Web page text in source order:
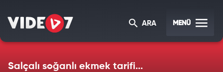
ARA MENÜ
Salçalı soğanlı ekmek tarifi...